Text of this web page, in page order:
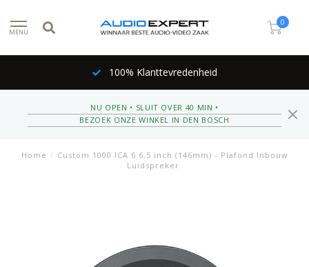
MENU
0
100% Klanttevredenheid
NU OPEN • SLUIT OVER 40 MIN •
BEZOEK ONZE WINKEL IN DEN BOSCH
Home / Custom 1000 ICA 6 6,5 inch (146mm) - Plafond Inbouw
Luidspreker